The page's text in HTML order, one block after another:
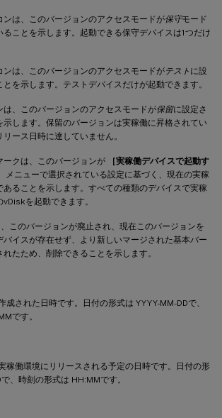
ンは、このバージョンのアクセスモードが保守モード
ることを示します。起動できる保守デバイスは1つだけ
ンは、このバージョンのアクセスモードがテスト に設
とを示します。テストデバイスだけが起動できます。
は、このバージョンのアクセスモードが保留に設定さ
示します。保留のバージョンは実稼働に昇格されてい
リース日時に達していません。
ークは、このバージョンが
［実稼働デバイスで起動す
メニューで選択されている設定に基づく、現在の実稼
あることを示します。すべての種類のデバイスで実稼
を起動できます。
このバージョンが廃止され、現在このバージョンを
バイスが存在せず、より新しいマージされた基本バー
たため、削除できることを示します。
成された日時です。日付の形式は YYYY-MM-DDで、
です。
稼働環境にリリースされる予定の日時です。日付の形
、時刻の形式は HH:MMです。